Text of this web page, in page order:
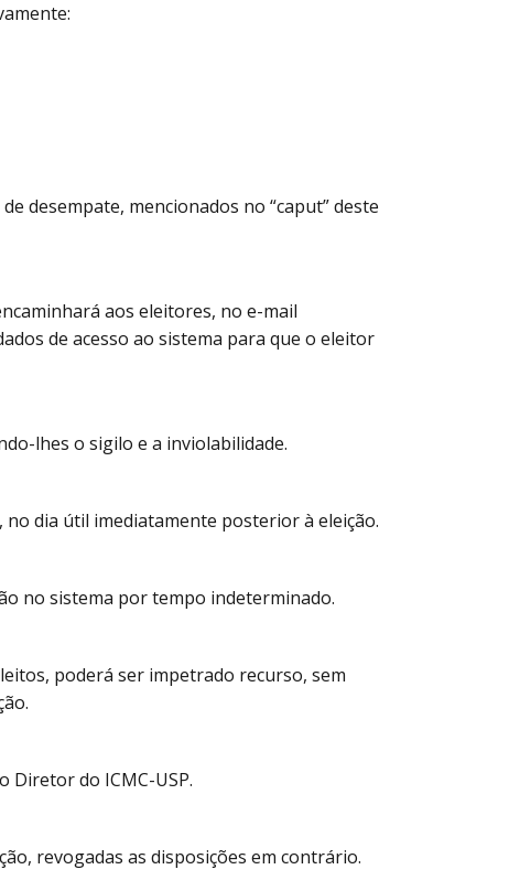
desempate, mencionados no “caput” deste
aos eleitores, no e-mail
de acesso ao sistema para que o eleitor
lhes o sigilo e a inviolabilidade.
dia útil imediatamente posterior à eleição.
no sistema por tempo indeterminado.
poderá ser impetrado recurso, sem
Diretor do ICMC-USP.
revogadas as disposições em contrário.